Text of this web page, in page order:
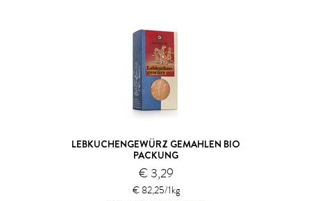
LEBKUCHENGEWÜRZ GEMAHLEN BIO
PACKUNG
€ 3,29
€ 82,25/1kg